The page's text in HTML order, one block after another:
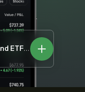
iShares MSCI Switzerland ETFEWL